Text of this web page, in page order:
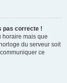
pas correcte !
horaire mais que
du serveur soit
ce